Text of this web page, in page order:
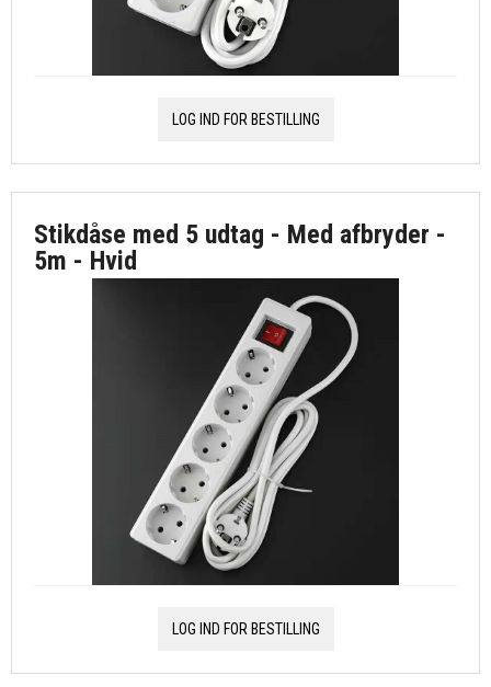
LOG IND FOR BESTILLING
Stikdåse med 5 udtag - Med afbryder -
5m - Hvid
LOG IND FOR BESTILLING